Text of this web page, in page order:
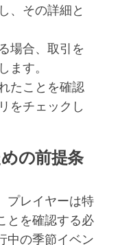
、その詳細と
場合、取引を
ます。
たことを確認
をチェックし
の前提条
プレイヤーは特
とを確認する必
中の季節イベン